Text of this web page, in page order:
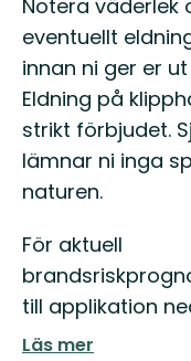
Notera väderlek
eventuellt
innan ni ger er
Eldning på
strikt förbjudet.
lämnar ni inga
naturen.
För aktuell
till applikation
Läs mer